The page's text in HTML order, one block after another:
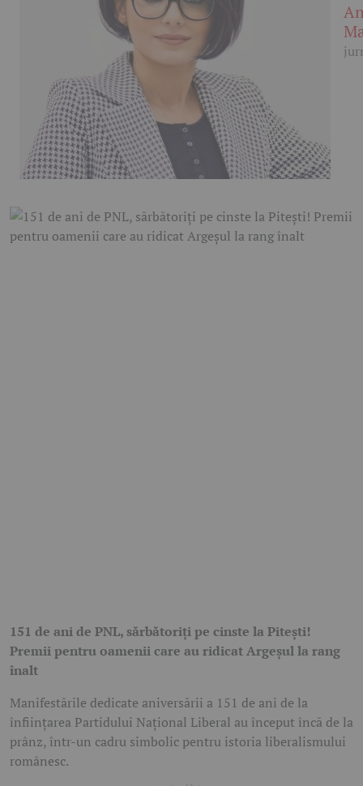
151 de ani de PNL, sărbătoriți pe cinste la Pitești!
Premii pentru oamenii care au ridicat Argeșul la rang
înalt
Manifestările dedicate aniversării a 151 de ani de la
înființarea Partidului Național Liberal au început încă de la
prânz, într-un cadru simbolic pentru istoria liberalismului
românesc.